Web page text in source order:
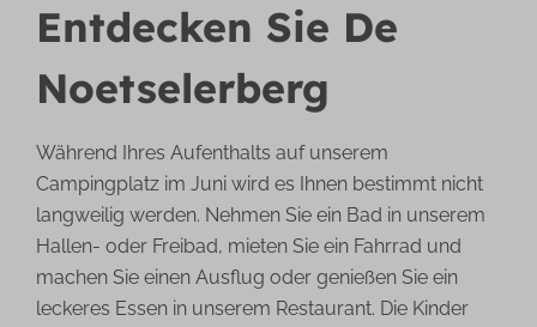
Entdecken Sie De
Noetselerberg
Während Ihres Aufenthalts auf unserem
Campingplatz im Juni wird es Ihnen bestimmt nicht
langweilig werden. Nehmen Sie ein Bad in unserem
Hallen- oder Freibad, mieten Sie ein Fahrrad und
machen Sie einen Ausflug oder genießen Sie ein
leckeres Essen in unserem Restaurant. Die Kinder